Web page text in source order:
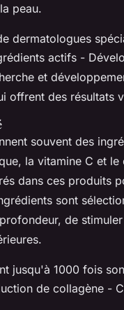
peau.
dermatologues
actifs -
et
offrent des résultats
souvent des
la vitamine C et
dans ces produits
sont
profondeur, de
jusqu'à 1000 fois
de collagène -